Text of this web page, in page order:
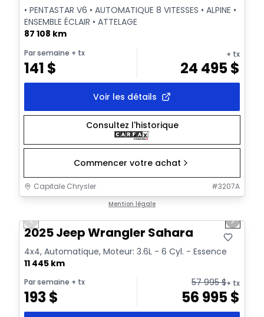
• PENTASTAR V6 • AUTOMATIQUE 8 VITESSES • ALPINE •
ENSEMBLE ÉCLAIR • ATTELAGE
87 108 km
Par semaine + tx
141 $
+ tx
24 495$
Voir les détails
Consultez l'historique
Commencer votre achat
Capitale Chrysler #3207A
Mention légale
Previous slide Next
2025 Jeep Wrangler Sahara
4x4, Automatique, Moteur: 3.6L - 6 Cyl. - Essence
11 445 km
Par semaine + tx
193$
57 995$+ tx
56 995$